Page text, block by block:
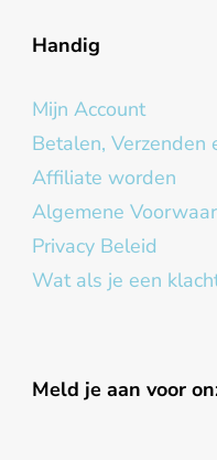
Handig
Mijn Account
Betalen, Verzenden
Affiliate worden
Algemene
Privacy Beleid
Wat als je een
Meld je aan voor